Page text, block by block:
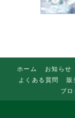
ホーム お知らせ
よくある質問
販
ブ